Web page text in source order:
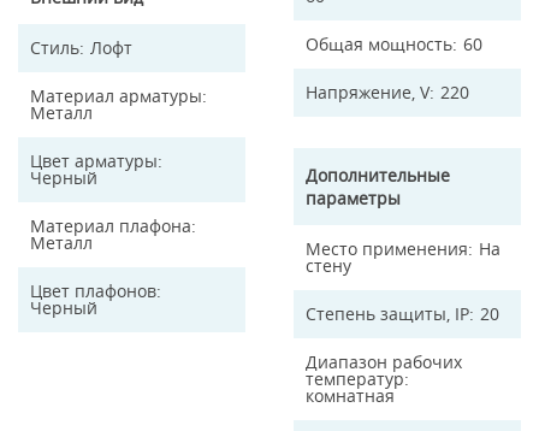
Стиль Лофт
Материал арматуры
Металл
Цвет арматуры
Черный
Материал плафона
Металл
Цвет плафонов
Черный
Общая мощность 60
Напряжение, V 220
Дополнительные
параметры
Место применения На
стену
Степень защиты, IP 20
Диапазон рабочих
температур
комнатная